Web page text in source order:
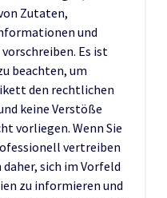
Zutaten,
und
Es ist
beachten, um
den rechtlichen
keine Verstöße
vorliegen. Wenn Sie
vertreiben
sich im Vorfeld
zu informieren und